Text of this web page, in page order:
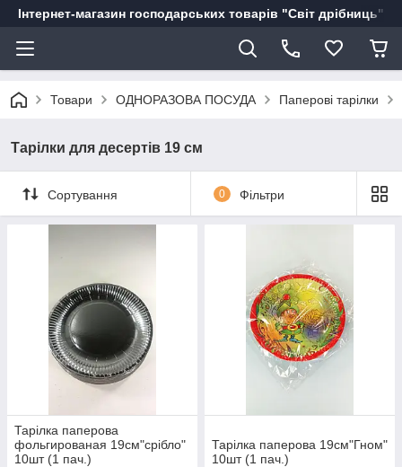
Інтернет-магазин господарських товарів "Світ дрібниць"
Товари ОДНОРАЗОВА ПОСУДА Паперові тарілки
Тарілки для десертів 19 см
Сортування 0 Фільтри
Тарілка паперова
фольгированая 19см"срібло"
10шт (1 пач.)
Тарілка паперова 19см"Гном"
10шт (1 пач.)